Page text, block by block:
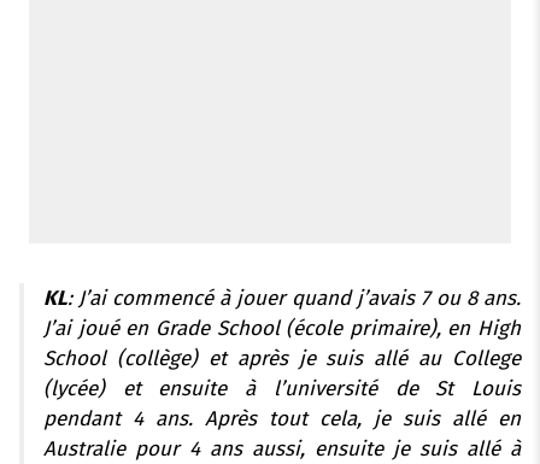
KL: J’ai commencé à jouer quand j’avais 7 ou 8 ans.
J’ai joué en Grade School (école primaire), en High
School (collège) et après je suis allé au College
(lycée) et ensuite à l’université de St Louis
pendant 4 ans. Après tout cela, je suis allé en
Australie pour 4 ans aussi, ensuite je suis allé à